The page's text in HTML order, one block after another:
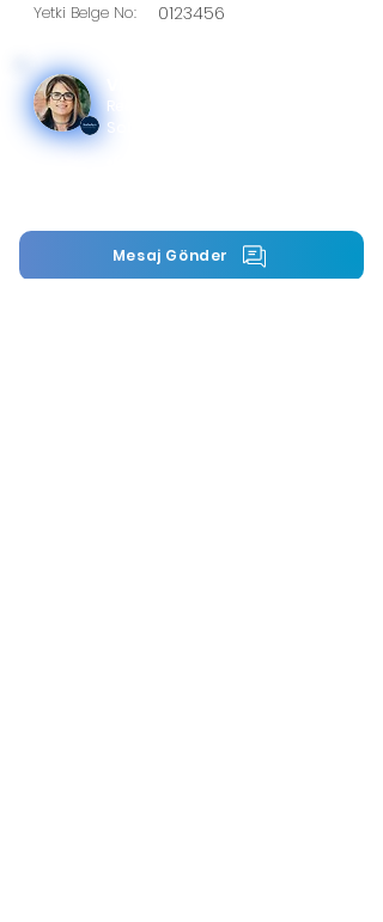
Yetki Belge No: 0123456
Real Estate Professional
Sotheby's International Realty
Mesaj Gönder